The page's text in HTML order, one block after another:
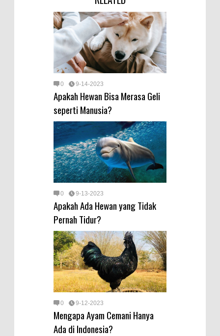
0 9-14-2023
Apakah Hewan Bisa Merasa Geli
seperti Manusia?
0 9-13-2023
Apakah Ada Hewan yang Tidak
Pernah Tidur?
0 9-12-2023
Mengapa Ayam Cemani Hanya
Ada di Indonesia?